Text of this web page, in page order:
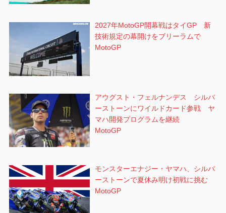
2027年MotoGP開幕戦はタイGP 新
技術規定の幕開けをブリーラムで
MotoGP
アウグスト・フェルナンデス シルバ
ーストーンにワイルドカード参戦 ヤ
マハ開発プログラムを継続
MotoGP
モンスターエナジー・ヤマハ、シルバ
ーストーンで夏休み明け初戦に挑む
MotoGP